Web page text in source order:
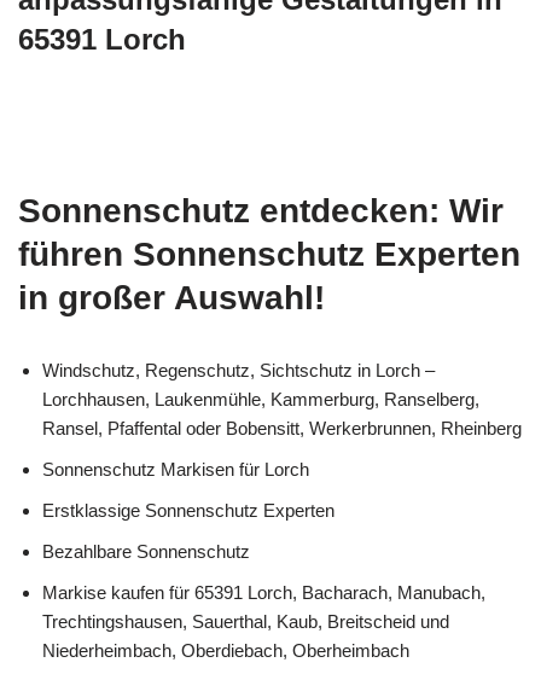
65391 Lorch
Sonnenschutz entdecken: Wir
führen Sonnenschutz Experten
in großer Auswahl!
Windschutz, Regenschutz, Sichtschutz in Lorch –
Lorchhausen, Laukenmühle, Kammerburg, Ranselberg,
Ransel, Pfaffental oder Bobensitt, Werkerbrunnen, Rheinberg
Sonnenschutz Markisen für Lorch
Erstklassige Sonnenschutz Experten
Bezahlbare Sonnenschutz
Markise kaufen für 65391 Lorch, Bacharach, Manubach,
Trechtingshausen, Sauerthal, Kaub, Breitscheid und
Niederheimbach, Oberdiebach, Oberheimbach